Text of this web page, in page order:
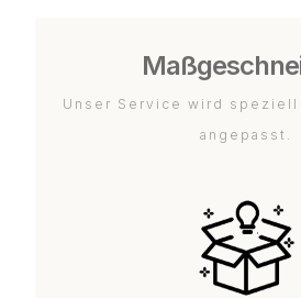
Unser Service wird speziell
angepasst.